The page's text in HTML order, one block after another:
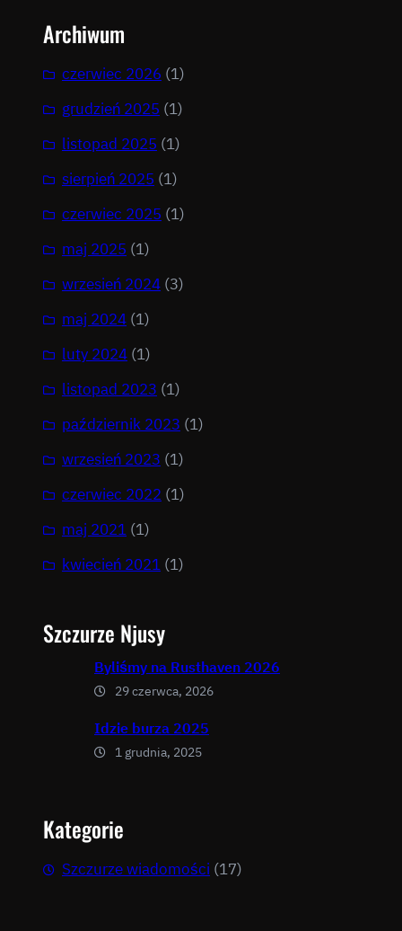
Archiwum
czerwiec 2026 (1)
grudzień 2025 (1)
listopad 2025 (1)
sierpień 2025 (1)
czerwiec 2025 (1)
maj 2025 (1)
wrzesień 2024 (3)
maj 2024 (1)
luty 2024 (1)
listopad 2023 (1)
październik 2023 (1)
wrzesień 2023 (1)
czerwiec 2022 (1)
maj 2021 (1)
kwiecień 2021 (1)
Szczurze Njusy
Byliśmy na Rusthaven 2026
29 czerwca, 2026
Idzie burza 2025
1 grudnia, 2025
Kategorie
Szczurze wiadomości (17)